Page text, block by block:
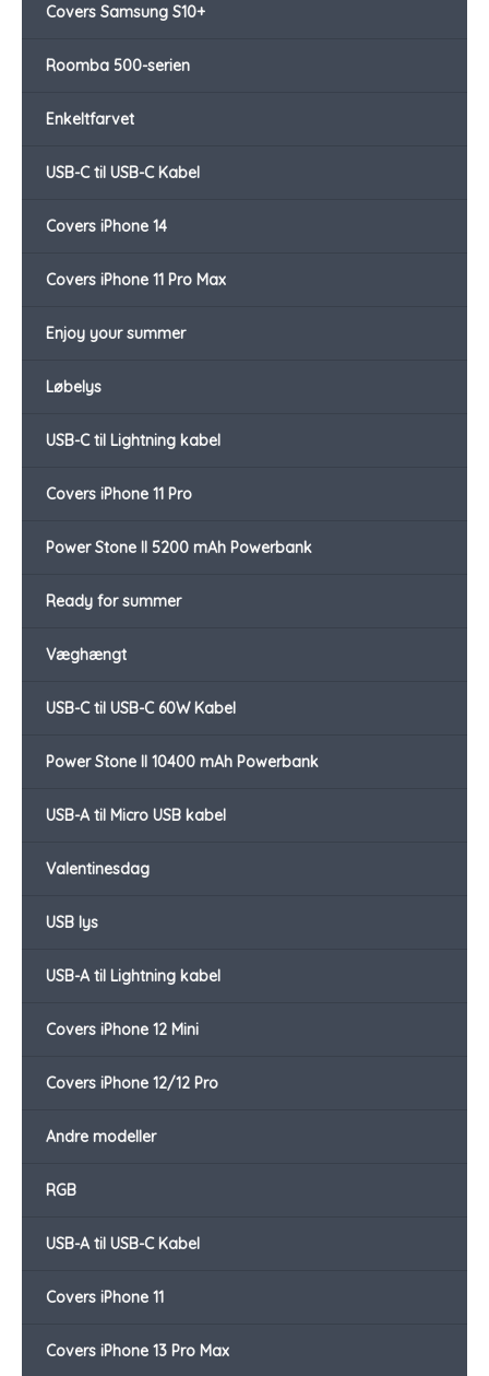
Covers Samsung S10+
Roomba 500-serien
Enkeltfarvet
USB-C til USB-C Kabel
Covers iPhone 14
Covers iPhone 11 Pro Max
Enjoy your summer
Løbelys
USB-C til Lightning kabel
Covers iPhone 11 Pro
Power Stone II 5200 mAh Powerbank
Ready for summer
Væghængt
USB-C til USB-C 60W Kabel
Power Stone II 10400 mAh Powerbank
USB-A til Micro USB kabel
Valentinesdag
USB lys
USB-A til Lightning kabel
Covers iPhone 12 Mini
Covers iPhone 12/12 Pro
Andre modeller
RGB
USB-A til USB-C Kabel
Covers iPhone 11
Covers iPhone 13 Pro Max